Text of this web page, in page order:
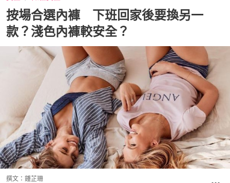
按場合選內褲 下班回家後要換另一
款？淺色內褲較安全？
撰文： 鍾芷珊